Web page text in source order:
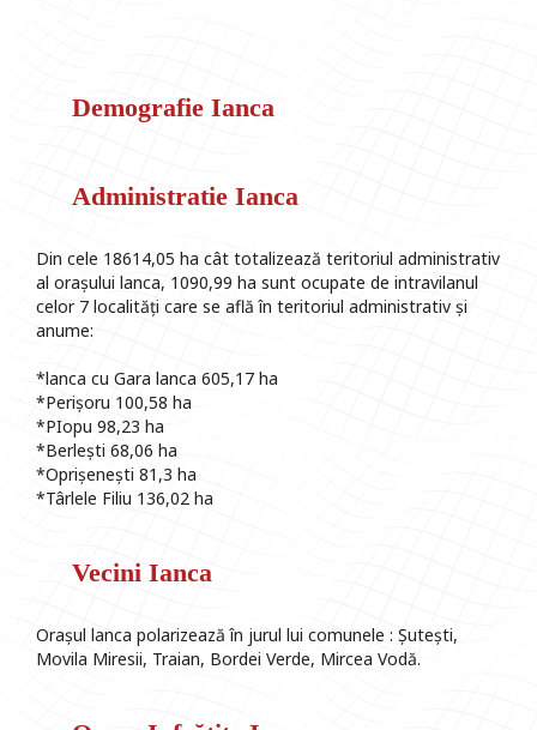
Demografie Ianca
Administratie Ianca
Din cele 18614,05 ha cât totalizează teritoriul administrativ
al orașului lanca, 1090,99 ha sunt ocupate de intravilanul
celor 7 localități care se află în teritoriul administrativ și
anume:
*lanca cu Gara lanca 605,17 ha
*Perișoru 100,58 ha
*PIopu 98,23 ha
*Berlești 68,06 ha
*Oprișenești 81,3 ha
*Târlele Filiu 136,02 ha
Vecini Ianca
Orașul lanca polarizează în jurul lui comunele : Șutești,
Movila Miresii, Traian, Bordei Verde, Mircea Vodă.